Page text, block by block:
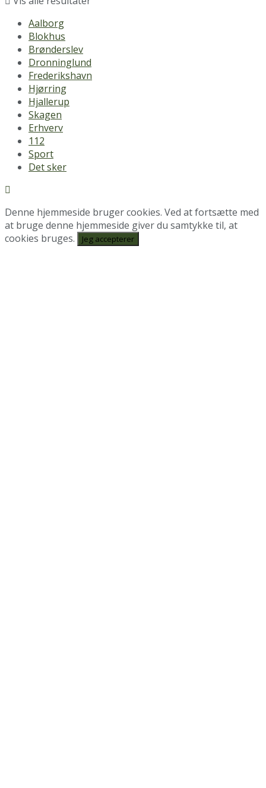
Aalborg
Blokhus
Brønderslev
Dronninglund
Frederikshavn
Hjørring
Hjallerup
Skagen
Erhverv
112
Sport
Det sker
Denne hjemmeside bruger cookies. Ved at fortsætte med
at bruge denne hjemmeside giver du samtykke til, at
cookies bruges.
Jeg accepterer